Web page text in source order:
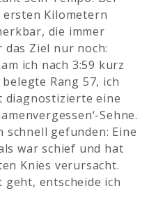
ersten Kilometern
die immer
das Ziel nur noch:
ich nach 3:59 kurz
Rang 57, ich
diagnostizierte eine
Sehne.
schnell gefunden: Eine
war schief und hat
Knies verursacht.
geht, entscheide ich